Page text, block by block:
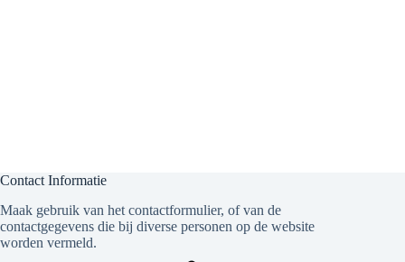
Contact Informatie
Maak gebruik van het contactformulier, of van de
contactgegevens die bij diverse personen op de website
worden vermeld.